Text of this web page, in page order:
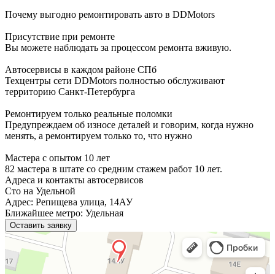
Почему выгодно ремонтировать авто в DDMotors
Присутствие при ремонте
Вы можете наблюдать за процессом ремонта вживую.
Автосервисы в каждом районе СПб
Техцентры сети DDMotors полностью обслуживают
территорию Санкт-Петербурга
Ремонтируем только реальные поломки
Предупреждаем об износе деталей и говорим, когда нужно
менять, а ремонтируем только то, что нужно
Мастера с опытом 10 лет
82 мастера в штате со средним стажем работ 10 лет.
Адреса и контакты автосервисов
Сто на Удельной
Адрес: Репищева улица, 14АУ
Ближайшее метро: Удельная
Оставить заявку